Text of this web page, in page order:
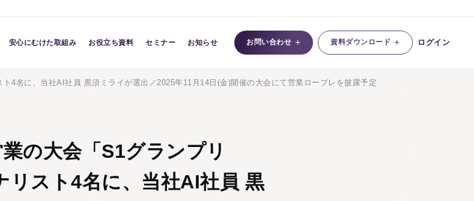
AI
安心にむけた取組み お役立ち資料 セミナー お知らせ お問い合わせ + 資料ダウンロード + ログイン
4名に、当社AI社員 黒須ミライが選出／2025年11月14日(金)開催の大会にて営業ロープレを披露予定
の大会「S1グランプリ
リスト4名に、当社AI社員 黒